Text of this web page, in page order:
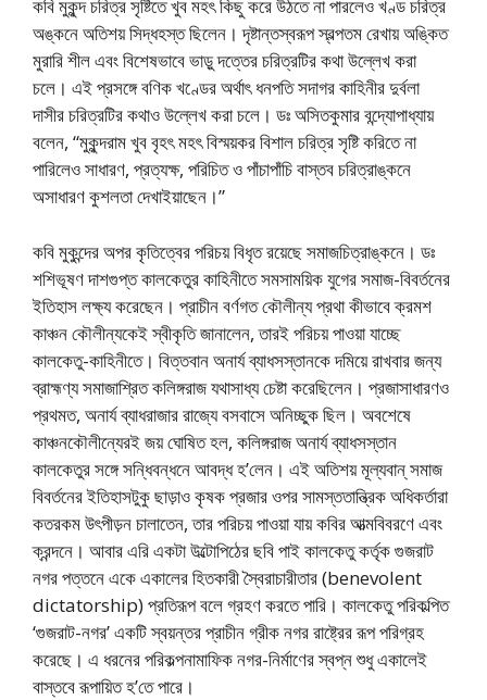
কবি মুকুন্দ চরিত্র সৃষ্টিতে খুব মহৎ কিছু করে উঠতে না পারলেও খণ্ড চরিত্র
অঙ্কনে অতিশয় সিদ্ধহস্ত ছিলেন। দৃষ্টান্তস্বরূপ স্বল্পতম রেখায় অঙ্কিত
মুরারি শীল এবং বিশেষভাবে ভাড়ু দত্তের চরিত্রটির কথা উল্লেখ করা
চলে। এই প্রসঙ্গে বণিক খণ্ডের অর্থাৎ ধনপতি সদাগর কাহিনীর দুর্বলা
দাসীর চরিত্রটির কথাও উল্লেখ করা চলে। ডঃ অসিতকুমার বন্দ্যোপাধ্যায়
বলেন, “মুকুন্দরাম খুব বৃহৎ মহৎ বিস্ময়কর বিশাল চরিত্র সৃষ্টি করিতে না
পারিলেও সাধারণ, প্রত্যক্ষ, পরিচিত ও পাঁচাপাঁচি বাস্তব চরিত্রাঙ্কনে
অসাধারণ কুশলতা দেখাইয়াছেন।”
কবি মুকুন্দের অপর কৃতিত্বের পরিচয় বিধৃত রয়েছে সমাজচিত্রাঙ্কনে। ডঃ
শশিভূষণ দাশগুপ্ত কালকেতুর কাহিনীতে সমসাময়িক যুগের সমাজ-বিবর্তনের
ইতিহাস লক্ষ্য করেছেন। প্রাচীন বর্ণগত কৌলীন্য প্রথা কীভাবে ক্রমশ
কাঞ্চন কৌলীন্যকেই স্বীকৃতি জানালেন, তারই পরিচয় পাওয়া যাচ্ছে
কালকেতু-কাহিনীতে। বিত্তবান অনার্য ব্যাধসস্তানকে দমিয়ে রাখবার জন্য
ব্রাহ্মণ্য সমাজাশ্রিত কলিঙ্গরাজ যথাসাধ্য চেষ্টা করেছিলেন। প্রজাসাধারণও
প্রথমত, অনার্য ব্যাধরাজার রাজ্যে বসবাসে অনিচ্ছুক ছিল। অবশেষে
কাঞ্চনকৌলীন্যেরই জয় ঘোষিত হল, কলিঙ্গরাজ অনার্য ব্যাধসস্তান
কালকেতুর সঙ্গে সন্ধিবন্ধনে আবদ্ধ হ’লেন। এই অতিশয় মূল্যবান্ সমাজ
বিবর্তনের ইতিহাসটুকু ছাড়াও কৃষক প্রজার ওপর সামস্ততান্ত্রিক অধিকর্তারা
কতরকম উৎপীড়ন চালাতেন, তার পরিচয় পাওয়া যায় কবির আত্মবিবরণে এবং
ক্রন্দনে। আবার এরি একটা উল্টোপিঠের ছবি পাই কালকেতু কর্তৃক গুজরাট
নগর পত্তনে একে একালের হিতকারী স্বৈরাচারীতার (benevolent
dictatorship) প্রতিরূপ বলে গ্রহণ করতে পারি। কালকেতু পরিকল্পিত
‘গুজরাট-নগর’ একটি স্বয়ন্তর প্রাচীন গ্রীক নগর রাষ্ট্রের রূপ পরিগ্রহ
করেছে। এ ধরনের পরিকল্পনামাফিক নগর-নির্মাণের স্বপ্ন শুধু একালেই
বাস্তবে রূপায়িত হ’তে পারে।